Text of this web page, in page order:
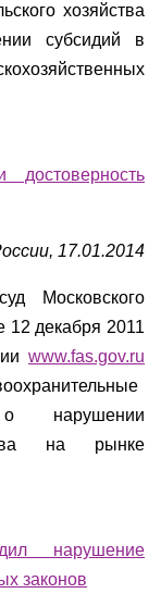
хозяйства
субсидий в
17.01.2014
Московского
12 декабря 2011
www.fas.gov.ru
нарушении
на рынке
нарушение
законов